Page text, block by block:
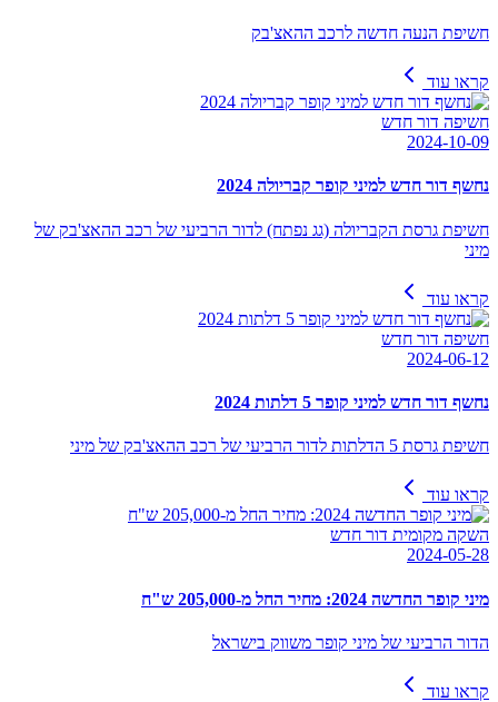
חשיפת הנעה חדשה לרכב ההאצ'בק
קראו עוד
חשיפה דור חדש
2024-10-09
נחשף דור חדש למיני קופר קבריולה 2024
חשיפת גרסת הקבריולה (גג נפתח) לדור הרביעי של רכב ההאצ'בק של
מיני
קראו עוד
חשיפה דור חדש
2024-06-12
נחשף דור חדש למיני קופר 5 דלתות 2024
חשיפת גרסת 5 הדלתות לדור הרביעי של רכב ההאצ'בק של מיני
קראו עוד
השקה מקומית דור חדש
2024-05-28
מיני קופר החדשה 2024: מחיר החל מ-205,000 ש"ח
הדור הרביעי של מיני קופר משווק בישראל
קראו עוד